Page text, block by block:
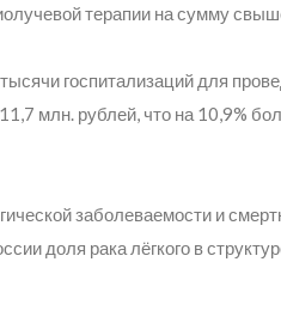
терапии на сумму
госпитализаций для
млн. рублей, что на 10,9%
заболеваемости и
доля рака лёгкого в